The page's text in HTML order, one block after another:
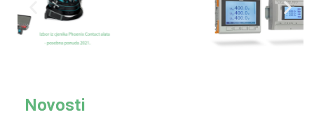
Novosti